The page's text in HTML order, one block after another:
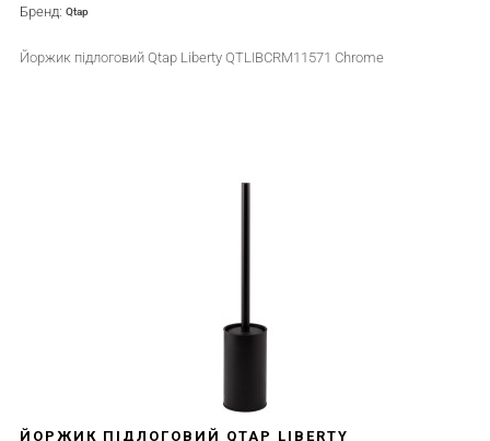
Бренд: Qtap
Йоржик підлоговий Qtap Liberty QTLIBCRM11571 Chrome
ЙОРЖИК ПІДЛОГОВИЙ QTAP LIBERTY